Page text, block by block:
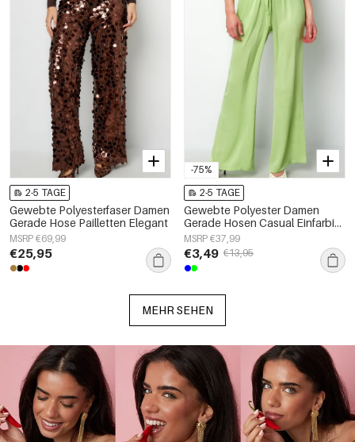
2-5 TAGE
Gewebte Polyesterfaser Damen
Gerade Hose Pailletten Elegant
MSRP €69,99
€25,95
-75%
2-5 TAGE
Gewebte Polyester Damen
Gerade Hosen Casual Einfarbig
Frühling/Sommer
MSRP €37,99
€3,49 €13,95
MEHR SEHEN